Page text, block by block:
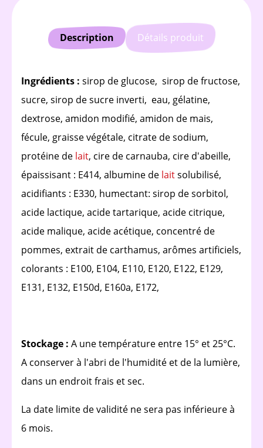
Description Détails produit
Ingrédients : sirop de glucose, sirop de fructose,
sucre, sirop de sucre inverti, eau, gélatine,
dextrose, amidon modifié, amidon de mais,
fécule, graisse végétale, citrate de sodium,
protéine de lait, cire de carnauba, cire d'abeille,
épaissisant : E414, albumine de laitsolubilisé,
acidifiants : E330, humectant: sirop de sorbitol,
acide lactique, acide tartarique, acide citrique,
acide malique, acide acétique, concentré de
pommes, extrait de carthamus, arômes artificiels,
colorants : E100, E104, E110, E120, E122, E129,
E131, E132, E150d, E160a, E172,
Stockage : A une température entre 15° et 25°C.
A conserver à l'abri de l'humidité et de la lumière,
dans un endroit frais et sec.
La date limite de validité ne sera pas inférieure à
6 mois.